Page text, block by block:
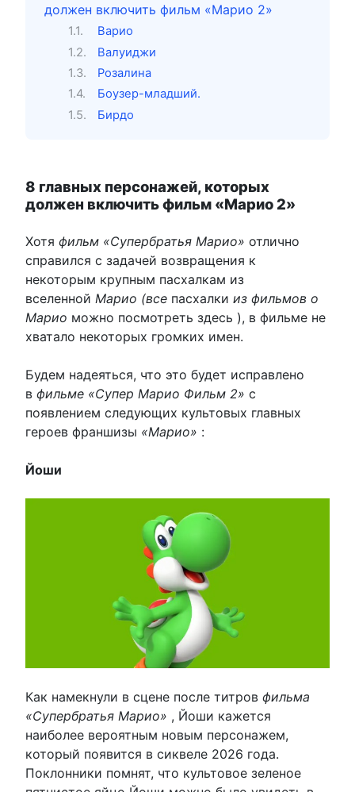
должен включить фильм «Марио 2»
Варио
Валуиджи
Розалина
Боузер-младший.
Бирдо
8 главных персонажей, которых
должен включить фильм «Марио 2»
Хотя фильм «Супербратья Марио» отлично
справился с задачей возвращения к
некоторым крупным пасхалкам из
вселенной Марио (все пасхалки из фильмов о
Марио можно посмотреть здесь ), в фильме не
хватало некоторых громких имен.
Будем надеяться, что это будет исправлено
в фильме «Супер Марио Фильм 2» с
появлением следующих культовых главных
героев франшизы «Марио» :
Йоши
Как намекнули в сцене после титров фильма
«Супербратья Марио» , Йоши кажется
наиболее вероятным новым персонажем,
который появится в сиквеле 2026 года.
Поклонники помнят, что культовое зеленое